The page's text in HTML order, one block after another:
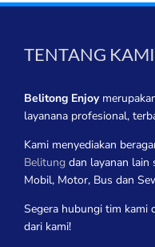
TENTANG KAMI
Belitong Enjoy
layanana profesional,
Kami menyediakan
Belitung dan layanan lain
Mobil, Motor, Bus dan
Segera hubungi tim kami
dari kami!